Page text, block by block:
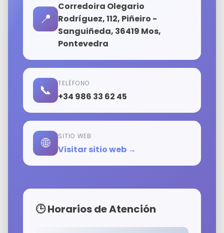
📍
Corredoira Olegario
Rodríguez, 112, Piñeiro -
Sanguiñeda, 36419 Mos,
Pontevedra
📞 TELÉFONO
+34 986 33 62 45
🌐 SITIO WEB
Visitar sitio web →
🕒 Horarios de Atención